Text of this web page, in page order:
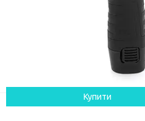
Купити